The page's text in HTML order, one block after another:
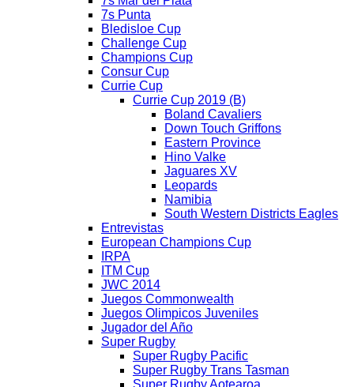
7s Punta
Bledisloe Cup
Challenge Cup
Champions Cup
Consur Cup
Currie Cup
Currie Cup 2019 (B)
Boland Cavaliers
Down Touch Griffons
Eastern Province
Hino Valke
Jaguares XV
Leopards
Namibia
South Western Districts Eagles
Entrevistas
European Champions Cup
IRPA
ITM Cup
JWC 2014
Juegos Commonwealth
Juegos Olimpicos Juveniles
Jugador del Año
Super Rugby
Super Rugby Pacific
Super Rugby Trans Tasman
Super Rugby Aotearoa